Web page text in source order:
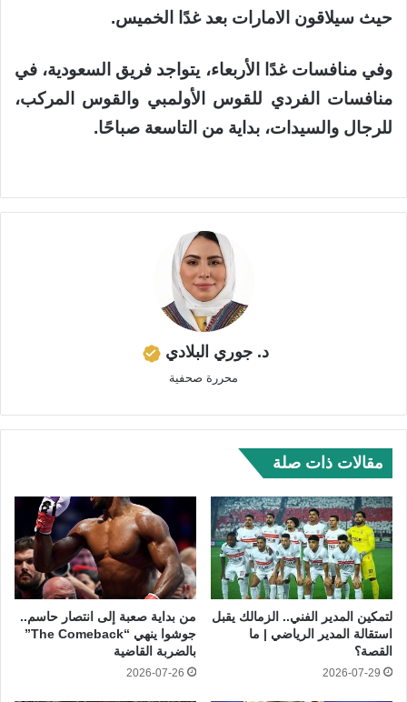
حيث سيلاقون الامارات بعد غدًا الخميس.
وفي منافسات غدًا الأربعاء، يتواجد فريق السعودية، في
منافسات الفردي للقوس الأولمبي والقوس المركب،
للرجال والسيدات، بداية من التاسعة صباحًا.
د. جوري البلادي
محررة صحفية
مقالات ذات صلة
لتمكين المدير الفني.. الزمالك يقبل
استقالة المدير الرياضي | ما
القصة؟
2026-07-29
من بداية صعبة إلى انتصار حاسم..
جوشوا ينهي “The Comeback”
بالضربة القاضية
2026-07-26